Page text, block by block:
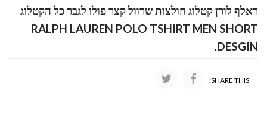
ראלף לורן קטלוג חולצות שרוול קצר פולו לגבר כל הקטלוג
RALPH LAUREN POLO TSHIRT MEN SHORT
DESGIN
SHARE THIS: